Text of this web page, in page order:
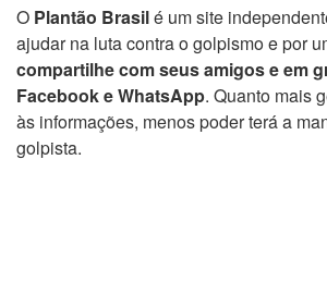
O Plantão Brasilé um site
ajudar na luta contra o golpismo e por
compartilhe com seus amigos e em
Facebook e WhatsApp. Quanto mais
às informações, menos poder terá a
golpista.